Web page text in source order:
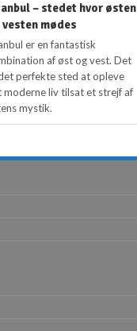
– stedet hvor østen
vesten mødes
er en fantastisk
af øst og vest. Det
perfekte sted at opleve
moderne liv tilsat et strejf af
mystik.